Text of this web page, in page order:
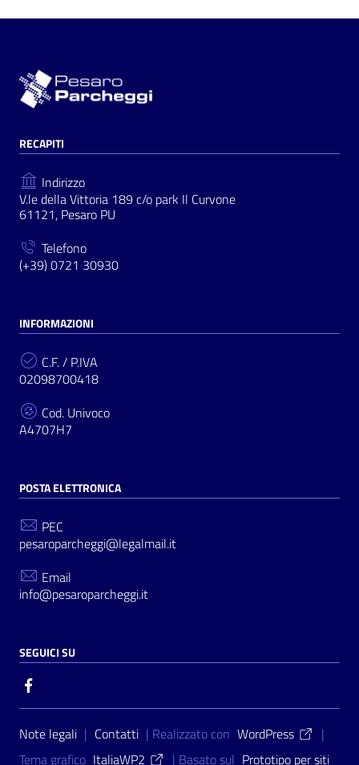
RECAPITI
Indirizzo
V.le della Vittoria 189 c/o park Il Curvone
61121, Pesaro PU
Telefono
(+39) 0721 30930
INFORMAZIONI
C.F. / P.IVA
02098700418
Cod. Univoco
A4707H7
POSTA ELETTRONICA
PEC
pesaroparcheggi@legalmail.it
Email
info@pesaroparcheggi.it
SEGUICI SU
Sezione Link Utili
Note legali | Contatti | Realizzato con WordPress
|
Tema grafico ItaliaWP2 | Basato sul Prototipo per siti